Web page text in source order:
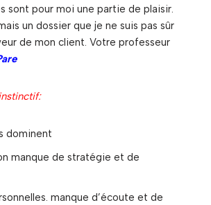
sont pour moi une partie de plaisir.
un dossier que je ne suis pas sûr
de mon client. Votre professeur
dominent
manque de stratégie et de
manque d’écoute et de